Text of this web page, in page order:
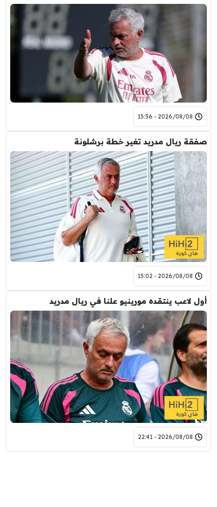
2026/08/08 - 15:56
صفقة ريال مدريد تغير خطة برشلونة
2026/08/08 - 15:02
أول لاعب ينتقده مورينيو علنا في ريال مدريد
2026/08/08 - 22:41